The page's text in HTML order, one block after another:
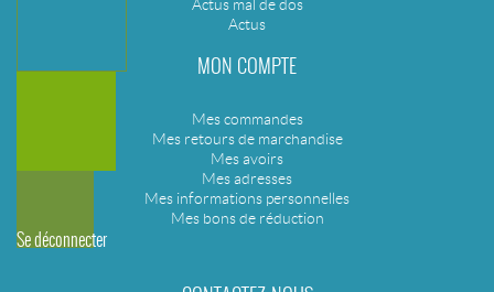
Actus mal de dos
Actus
MON COMPTE
Mes commandes
Mes retours de marchandise
Mes avoirs
Mes adresses
Mes informations personnelles
Mes bons de réduction
Se déconnecter